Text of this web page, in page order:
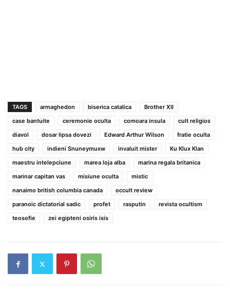
TAGS armaghedon biserica catalica
Brother XII
case bantuite
ceremonie oculta comoara insula
cult religios
diavol
dosar lipsa dovezi Edward Arthur Wilson
fratie oculta
hub city
indieni Snuneymuxw invaluit mister
Ku Klux Klan
maestru intelepciune
marea loja alba
marina regala britanica
marinar capitan vas
misiune oculta
mistic
nanaimo british columbia canada
occult review
paranoic dictatorial sadic
profet rasputin
revista ocultism
teosofie
zei egipteni osiris isis